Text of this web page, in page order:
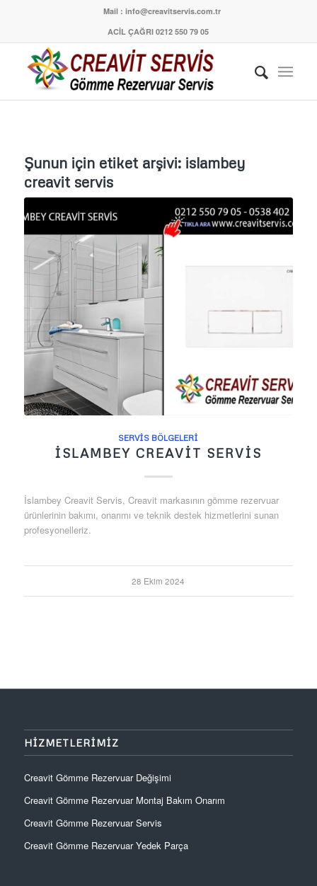
Mail : info@creavitservis.com.tr
ACİL ÇAĞRI 0212 550 79 05
Şunun için etiket arşivi: islambey
creavit servis
SERVIS BÖLGELERI
İSLAMBEY CREAVIT SERVIS
İslambey Creavit Servis, Creavit markasının gömme rezervuar
ürünlerinin bakımı, onarımı ve teknik destek hizmetlerini sunan
profesyonelleriz.
28 Ekim 2024
HIZMETLERIMIZ
Creavit Gömme Rezervuar Değişimi
Creavit Gömme Rezervuar Montaj Bakım Onarım
Creavit Gömme Rezervuar Servis
Creavit Gömme Rezervuar Yedek Parça